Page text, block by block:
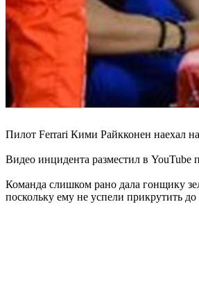
Пилот Ferrari Кими Райкконен наехал
Видео инцидента разместил в YouTube
Команда слишком рано дала гонщику
поскольку ему не успели прикрутить до